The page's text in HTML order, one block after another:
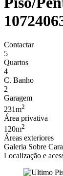
Contactar
5
Quartos
4
C. Banho
2
Garagem
231m2
Área privativa
120m2
Áreas exteriores
Galeria Sobre
Localização e